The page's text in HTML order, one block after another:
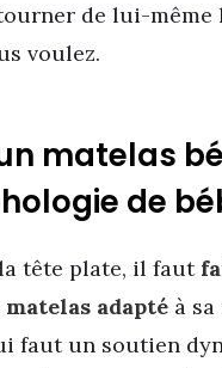
de lui-même
voulez.
matelas
de
tête plate, il faut
adapté à
faut un soutien